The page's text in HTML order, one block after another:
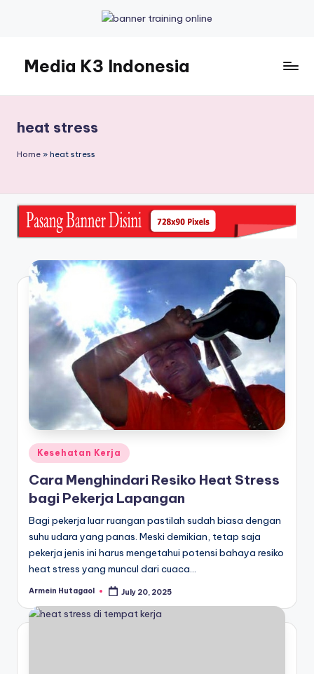
contentMedia K3 Indonesia
Seputar
Dunia
K3LH
heat stress
Home » heat stress
Posted
Kesehatan Kerja
Cara Menghindari Resiko Heat Stress
bagi Pekerja Lapangan
Bagi pekerja luar ruangan pastilah sudah biasa dengan
suhu udara yang panas. Meski demikian, tetap saja
pekerja jenis ini harus mengetahui potensi bahaya resiko
heat stress yang muncul dari cuaca…
Posted
Armein Hutagaol July 20, 2025